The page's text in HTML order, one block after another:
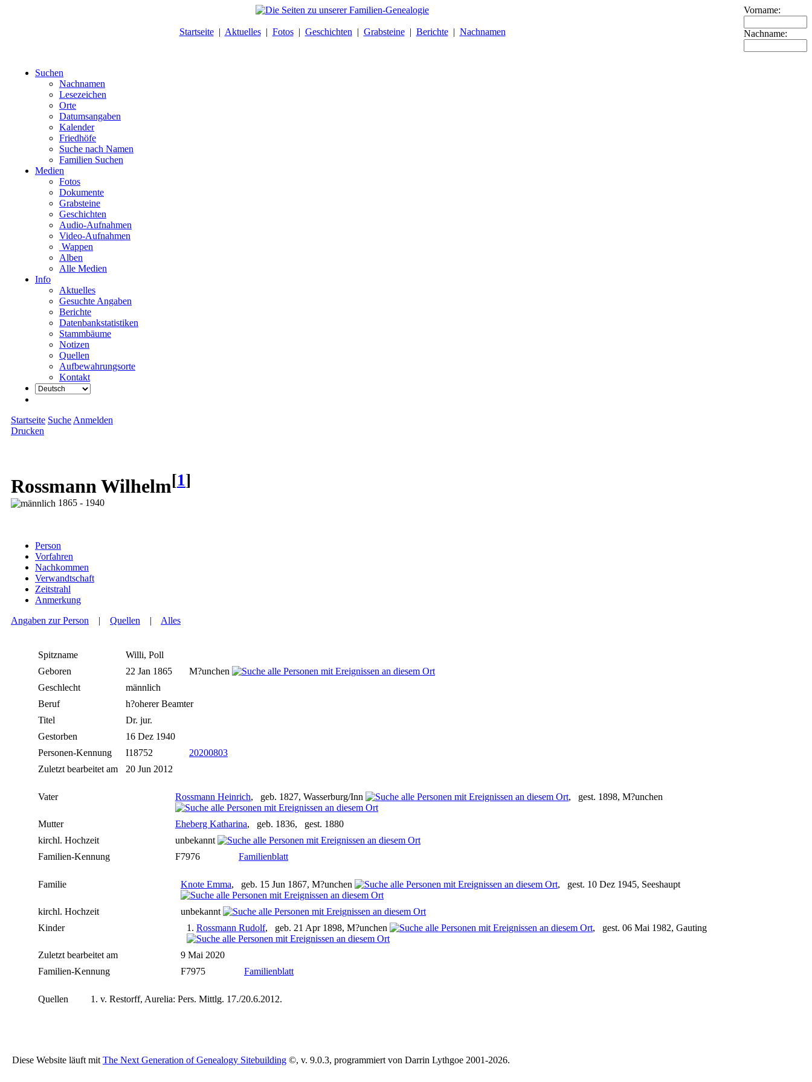
Startseite| Aktuelles| Fotos| Geschichten | Grabsteine| Berichte| Nachnamen
Vorname:
Nachname:
Suchen
Nachnamen
Lesezeichen
Orte
Datumsangaben
Kalender
Friedhöfe
Suche nach Namen
Familien Suchen
Medien
Fotos
Dokumente
Grabsteine
Geschichten
Audio-Aufnahmen
Video-Aufnahmen
Wappen
Alben
Alle Medien
Info
Aktuelles
Gesuchte Angaben
Berichte
Datenbankstatistiken
Stammbäume
Notizen
Quellen
Aufbewahrungsorte
Kontakt
Startseite Suche Anmelden
Drucken
Rossmann Wilhelm[1]
1865 - 1940
Person
Vorfahren
Nachkommen
Verwandtschaft
Zeitstrahl
Anmerkung
Angaben zur Person | Quellen | Alles
Spitzname
Willi, Poll
Geboren
22 Jan 1865
M?unchen
Geschlecht
männlich
Beruf
h?oherer Beamter
Titel
Dr. jur.
Gestorben
16 Dez 1940
Personen-Kennung
I18752
20200803
Zuletzt bearbeitet am
20 Jun 2012
Vater Rossmann Heinrich, geb. 1827, Wasserburg/Inn , gest. 1898, M?unchen
Mutter Eheberg Katharina, geb. 1836, gest. 1880
kirchl. Hochzeit
unbekannt
Familien-Kennung
F7976 Familienblatt
Familie Knote Emma, geb. 15 Jun 1867, M?unchen , gest. 10 Dez 1945, Seeshaupt
kirchl. Hochzeit
unbekannt
Kinder
1. Rossmann Rudolf, geb. 21 Apr 1898, M?unchen , gest. 06 Mai 1982, Gauting
Zuletzt bearbeitet am
9 Mai 2020
Familien-Kennung
F7975 Familienblatt
Quellen v. Restorff, Aurelia: Pers. Mittlg. 17./20.6.2012.
Diese Website läuft mit The Next Generation of Genealogy Sitebuilding ©, v. 9.0.3, programmiert von Darrin Lythgoe 2001-2026.